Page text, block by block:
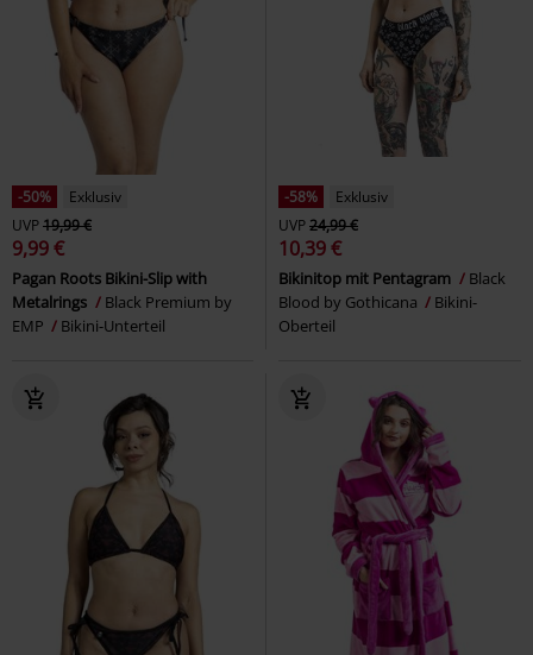
-50%
Exklusiv
UVP19,99 €
9,99 €
Pagan Roots Bikini-Slip with
Metalrings
Black Premium by
EMP
Bikini-Unterteil
-58%
Exklusiv
UVP24,99 €
10,39 €
Bikinitop mit Pentagram
Black
Blood by Gothicana
Bikini-
Oberteil